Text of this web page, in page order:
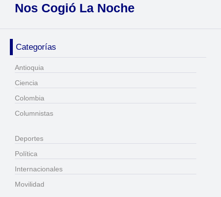
Nos Cogió La Noche
Categorías
Antioquia
Ciencia
Colombia
Columnistas
Deportes
Política
Internacionales
Movilidad